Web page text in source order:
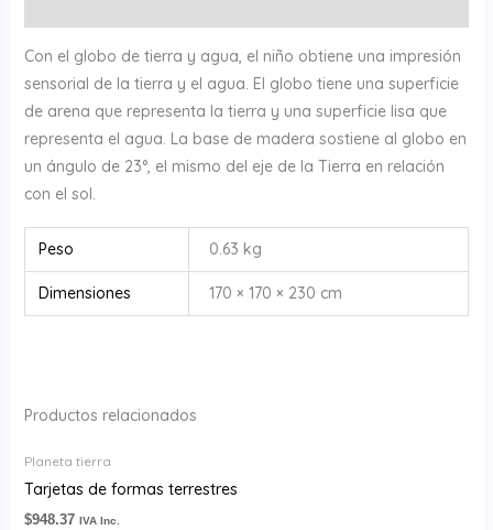
Con el globo de tierra y agua, el niño obtiene una impresión
sensorial de la tierra y el agua. El globo tiene una superficie
de arena que representa la tierra y una superficie lisa que
representa el agua. La base de madera sostiene al globo en
un ángulo de 23°, el mismo del eje de la Tierra en relación
con el sol.
Peso 0.63 kg
Dimensiones 170 × 170 × 230 cm
Productos relacionados
Planeta tierra
Tarjetas de formas terrestres
$948.37 IVA Inc.